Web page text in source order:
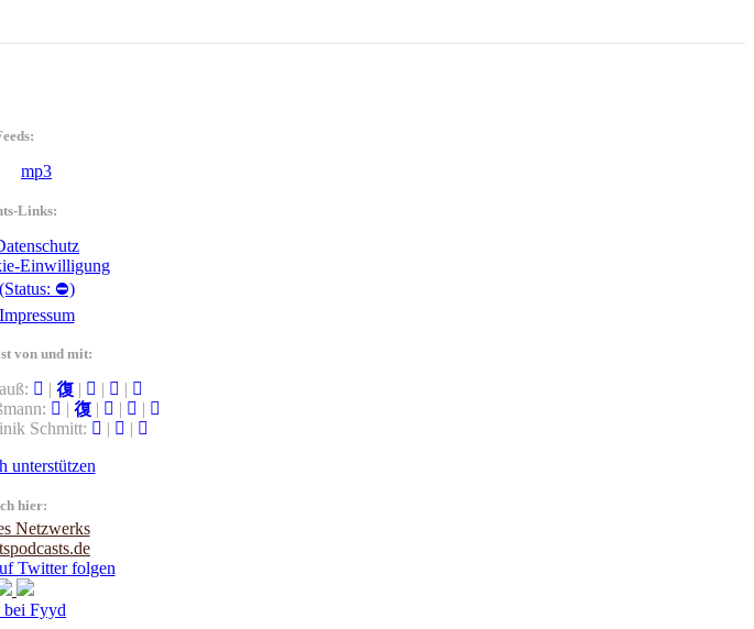
mp3
Links:
Einwilligung
(Status: ⛔)
Impressum
von und mit:
| | |
|
| | |
|
Schmitt:
|
|
unterstützen
hier:
Twitter folgen
bei Fyyd